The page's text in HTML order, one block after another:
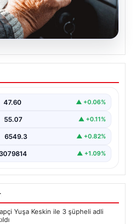
araç verilecek mi,
Milyonlarca emekli
47.60 ▲ +0.06%
55.07 ▲ +0.11%
6549.3 ▲ +0.82%
3079814 ▲ +1.09%
Yuşa Keskin ile 3 şüpheli adli